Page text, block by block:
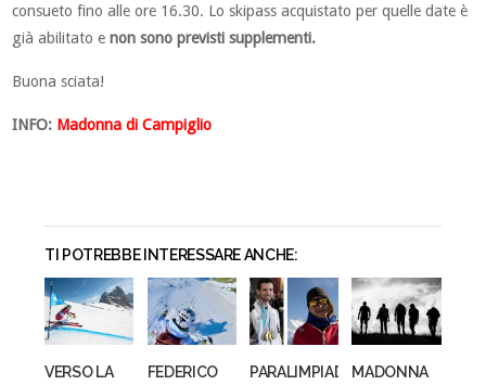
consueto fino alle ore 16.30. Lo skipass acquistato per quelle date è
già abilitato enon sono previsti supplementi.
Buona sciata!
INFO: Madonna di Campiglio
TI POTREBBE INTERESSARE ANCHE:
VERSO LA
FEDERICO
PARALIMPIADI
MADONNA